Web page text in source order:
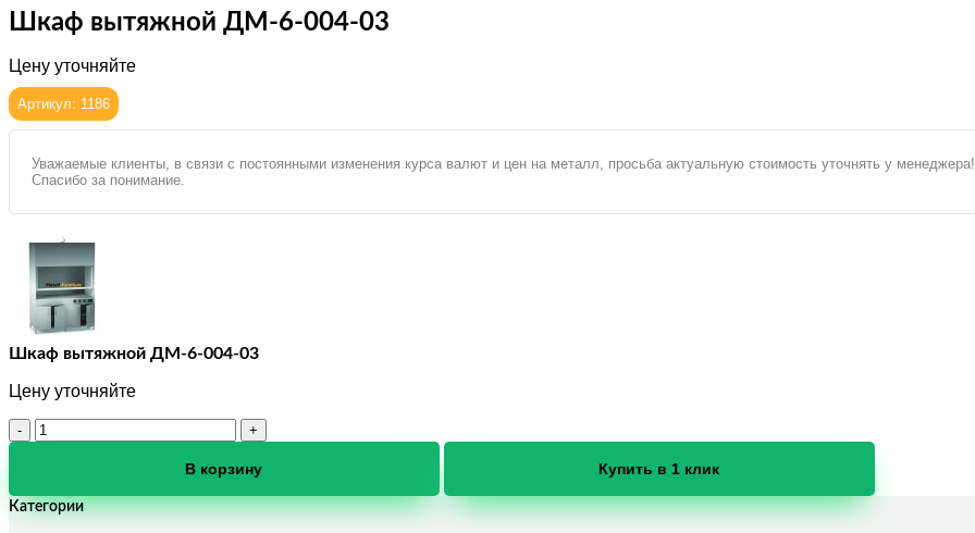
Шкаф вытяжной ДМ-6-004-03
Цену уточняйте
Артикул: 1186
Уважаемые клиенты, в связи с постоянными изменения курса валют и цен на металл, просьба актуальную стоимость уточнять у менеджера!
Спасибо за понимание.
Шкаф вытяжной ДМ-6-004-03
Цену уточняйте
Количество
товара
ДМ-6-
В корзину Купить в 1 клик
Категории